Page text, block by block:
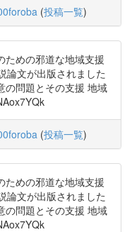
(投稿一覧)
ための邪道な地域支援
論文が出版されました
の問題とその支援 地域
(投稿一覧)
ための邪道な地域支援
論文が出版されました
の問題とその支援 地域